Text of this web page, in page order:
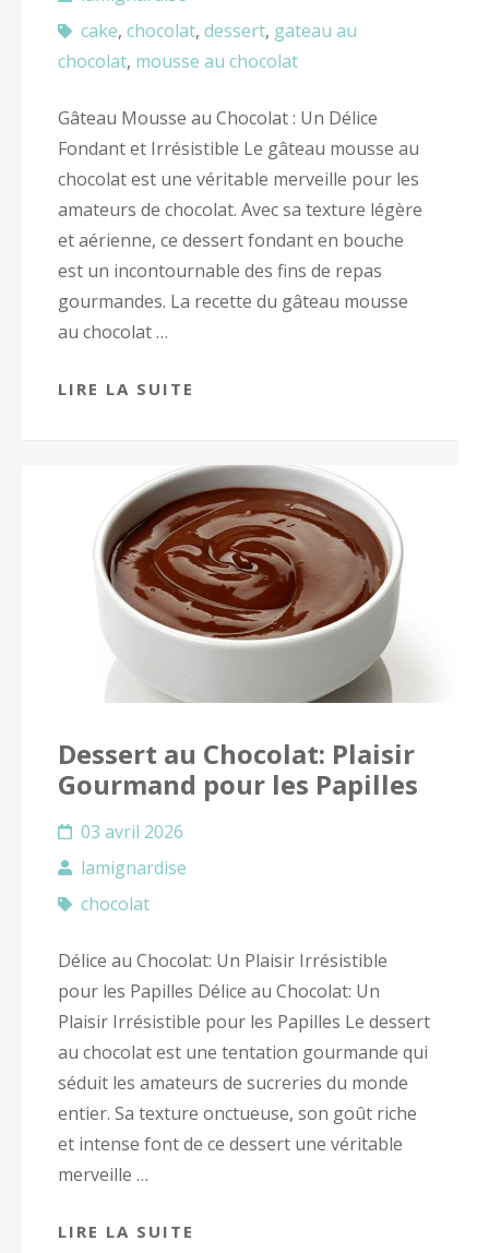
cake, chocolat, dessert, gateau au
chocolat, mousse au chocolat
Gâteau Mousse au Chocolat : Un Délice
Fondant et Irrésistible Le gâteau mousse au
chocolat est une véritable merveille pour les
amateurs de chocolat. Avec sa texture légère
et aérienne, ce dessert fondant en bouche
est un incontournable des fins de repas
gourmandes. La recette du gâteau mousse
au chocolat …
LIRE LA SUITE
Dessert au Chocolat: Plaisir
Gourmand pour les Papilles
03 avril 2026
lamignardise
chocolat
Délice au Chocolat: Un Plaisir Irrésistible
pour les Papilles Délice au Chocolat: Un
Plaisir Irrésistible pour les Papilles Le dessert
au chocolat est une tentation gourmande qui
séduit les amateurs de sucreries du monde
entier. Sa texture onctueuse, son goût riche
et intense font de ce dessert une véritable
merveille …
LIRE LA SUITE